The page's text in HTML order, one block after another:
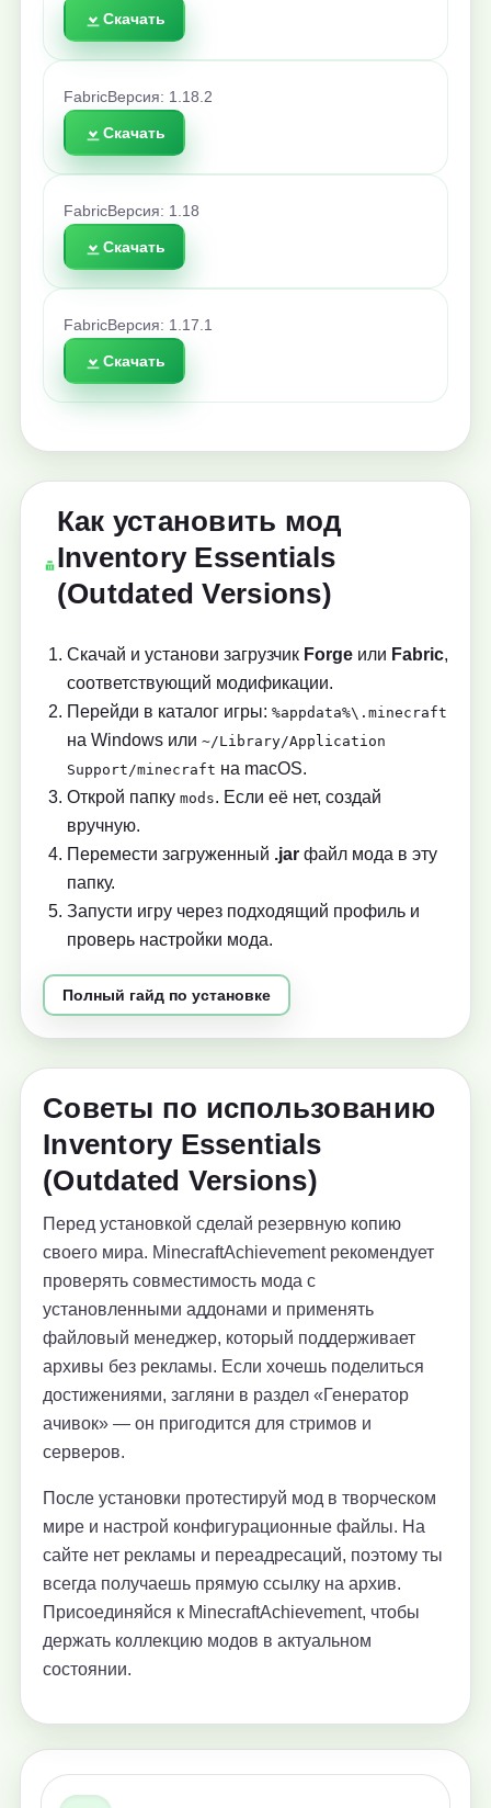
Скачать
FabricВерсия: 1.18.2
Скачать
FabricВерсия: 1.18
Скачать
FabricВерсия: 1.17.1
Скачать
Как установить мод
Inventory Essentials
(Outdated Versions)
Скачай и установи загрузчик Forge или Fabric,
соответствующий модификации.
Перейди в каталог игры: %appdata%\.minecraft
на Windows или ~/Library/Application
Support/minecraft на macOS.
Открой папку mods. Если её нет, создай
вручную.
Перемести загруженный .jar файл мода в эту
папку.
Запусти игру через подходящий профиль и
проверь настройки мода.
Полный гайд по установке
Советы по использованию
Inventory Essentials
(Outdated Versions)
Перед установкой сделай резервную копию
своего мира. MinecraftAchievement рекомендует
проверять совместимость мода с
установленными аддонами и применять
файловый менеджер, который поддерживает
архивы без рекламы. Если хочешь поделиться
достижениями, загляни в раздел «Генератор
ачивок» — он пригодится для стримов и
серверов.
После установки протестируй мод в творческом
мире и настрой конфигурационные файлы. На
сайте нет рекламы и переадресаций, поэтому ты
всегда получаешь прямую ссылку на архив.
Присоединяйся к MinecraftAchievement, чтобы
держать коллекцию модов в актуальном
состоянии.